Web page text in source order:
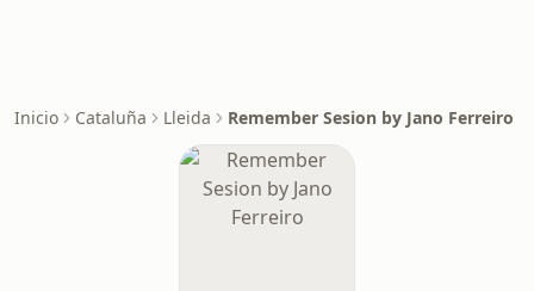
Inicio Cataluña Lleida Remember Sesion by Jano Ferreiro